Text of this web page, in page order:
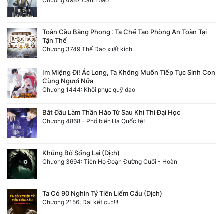
Trùng Sinh
Trọng Sinh
Tu Chân
Tu Tiên
Tội Phạm
Vô Địch
Võ Hiệp
Võng Du
Xuyên Không
Xuyên Nhanh
Xuyên Sách
Toàn Cầu Băng Phong : Ta Chế Tạo Phòng An Toàn Tại
Tận Thế
Chương 3749 Thế Đao xuất kích
Im Miệng Đi! Ác Long, Ta Không Muốn Tiếp Tục Sinh Con
Cùng Ngươi Nữa
Chương 1444: Khôi phục quỹ đạo
Bắt Đầu Làm Thần Hào Từ Sau Khi Thi Đại Học
Chương 4868 - Phổ biến Hạ Quốc tệ!
Khủng Bố Sống Lại (Dịch)
Chương 3694: Tiễn Họ Đoạn Đường Cuối - Hoàn
Ta Có 90 Nghìn Tỷ Tiền Liếm Cẩu (Dịch)
Chương 2156: Đại kết cục!!!